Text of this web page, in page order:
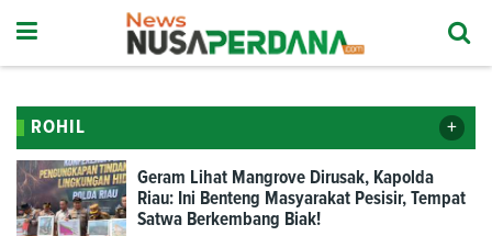
ROHIL +
Geram Lihat Mangrove Dirusak, Kapolda
Riau: Ini Benteng Masyarakat Pesisir, Tempat
Satwa Berkembang Biak!